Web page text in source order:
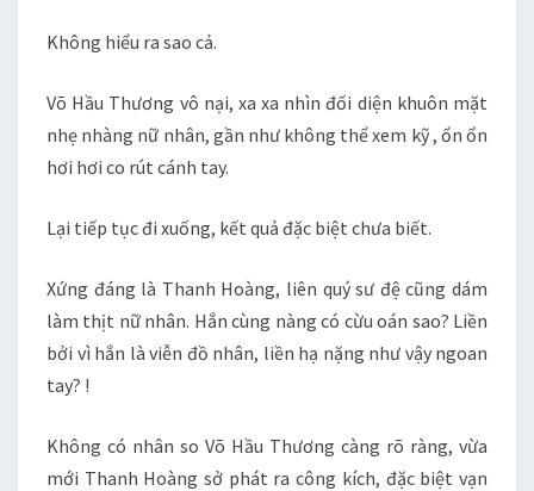
Không hiểu ra sao cả.
Võ Hầu Thương vô nại, xa xa nhìn đối diện khuôn mặt
nhẹ nhàng nữ nhân, gần như không thể xem kỹ , ổn ổn
hơi hơi co rút cánh tay.
Lại tiếp tục đi xuống, kết quả đặc biệt chưa biết.
Xứng đáng là Thanh Hoàng, liên quý sư đệ cũng dám
làm thịt nữ nhân. Hắn cùng nàng có cừu oán sao? Liền
bởi vì hắn là viễn đồ nhân, liền hạ nặng như vậy ngoan
tay? !
Không có nhân so Võ Hầu Thương càng rõ ràng, vừa
mới Thanh Hoàng sở phát ra công kích, đặc biệt vạn